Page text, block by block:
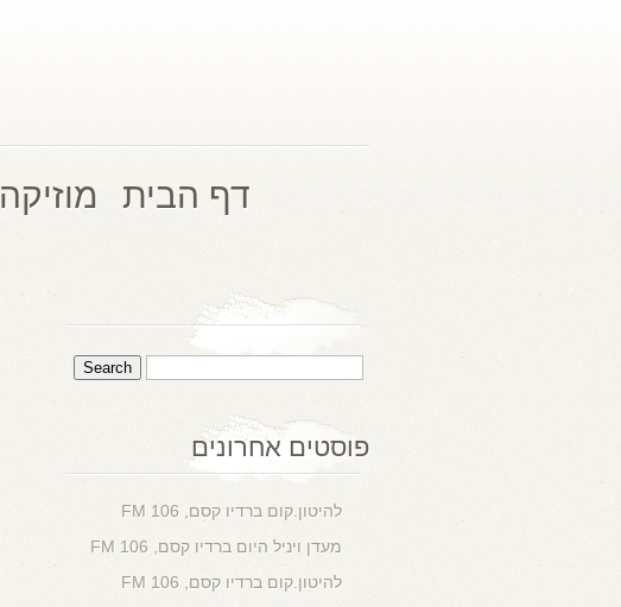
דף הבית מוזיקה
פוסטים אחרונים
להיטון.קום ברדיו קסם, 106 FM
מעדן ויניל היום ברדיו קסם, 106 FM
להיטון.קום ברדיו קסם, 106 FM